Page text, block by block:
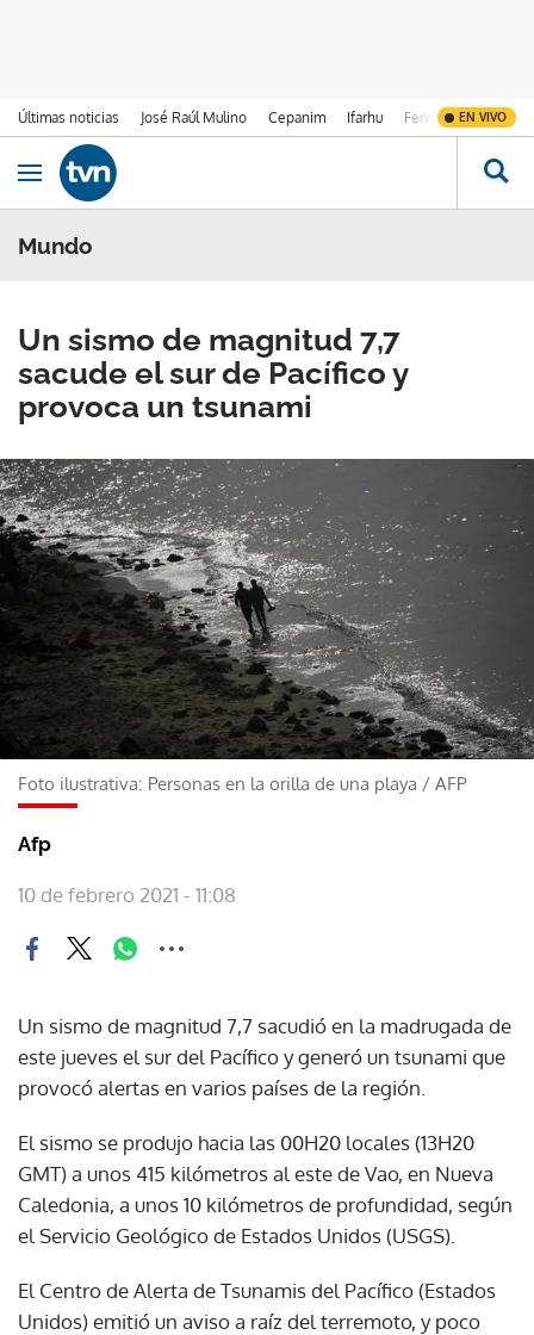
Últimas noticias José Raúl Mulino Cepanim Ifarhu Fenómeno de El
EN VIVO
Ir al contenido
Obrir navegació
Mundo
Un sismo de magnitud 7,7
sacude el sur de Pacífico y
provoca un tsunami
Foto ilustrativa: Personas en la orilla de una playa / AFP
Afp
10 de febrero 2021 - 11:08
Un sismo de magnitud 7,7 sacudió en la madrugada de
este jueves el sur del Pacífico y generó un tsunami que
provocó alertas en varios países de la región.
El sismo se produjo hacia las 00H20 locales (13H20
GMT) a unos 415 kilómetros al este de Vao, en Nueva
Caledonia, a unos 10 kilómetros de profundidad, según
el Servicio Geológico de Estados Unidos (USGS).
El Centro de Alerta de Tsunamis del Pacífico (Estados
Unidos) emitió un aviso a raíz del terremoto, y poco